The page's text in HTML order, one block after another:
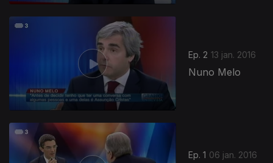
Ep. 2 13 jan. 2016
Nuno Melo
Ep. 1 06 jan. 2016
219989